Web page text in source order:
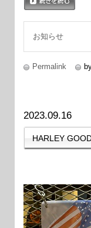
お知らせ
Permalink
2023.09.16
HARLEY